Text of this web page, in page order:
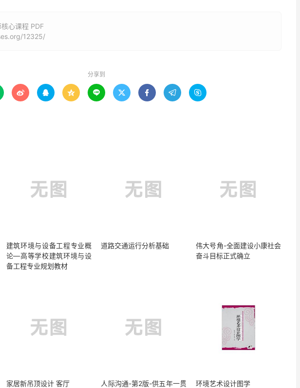
心课程 PDF
12325/
分享到
       
建筑环境与设备工程专业概
论—高等学校建筑环境与设
备工程专业规划教材
道路交通运行分析基础
伟大号角-全面建设小康社会
奋斗目标正式确立
家居新吊顶设计 客厅
人际沟通-第2版-供五年一贯
环境艺术设计图学